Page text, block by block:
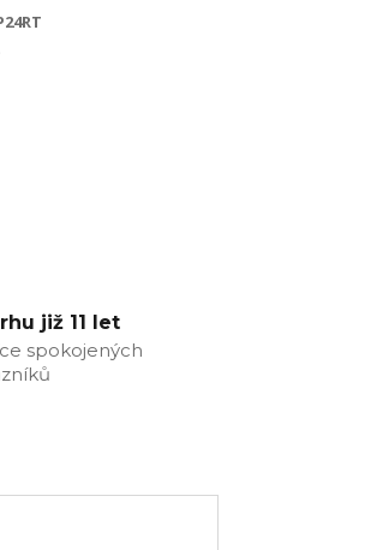
již 11 let
spokojených